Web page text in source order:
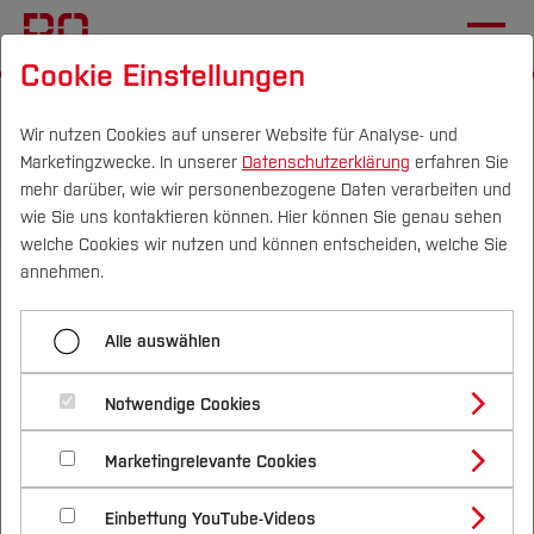
Campus Personen DE|EN Quicklinks
Studium
Studienangebote
Bachelorstudiengänge
Masterstudiengänge
Vor dem Studium
Bewerben & Einschreiben
Bewerbungsportal
Im Studium
Studienbüros und Prüfungen
Nach dem Studium
Forschung & Transfer
Profil
Forschungs- und Transferprofil
Schwerpunkte (FuT)
Beratung & Förderung
Nachhaltigkeit
Nachhaltigkeit studieren
International
Menü aufklappen
Lageplan & Anfahrt
Pressemitteilungen
Online-Magazin
Aktuelles
Aktuelle Meldungen aus der
Hochschule Bochum
28.05.2025Mechatronik und Maschinenbau (FB M)
Smart Factory und KI-Einsatz bei der
Cookie Einstellungen
Wir nutzen Cookies auf unserer Website für Analyse- und
Marketingzwecke. In unserer Datenschutzerklärung erfahren Sie
mehr darüber, wie wir personenbezogene Daten verarbeiten und
wie Sie uns kontaktieren können. Hier können Sie genau sehen
welche Cookies wir nutzen und können entscheiden, welche Sie
annehmen.
Alle auswählen
Notwendige Cookies
Marketingrelevante Cookies
Einbettung YouTube-Videos